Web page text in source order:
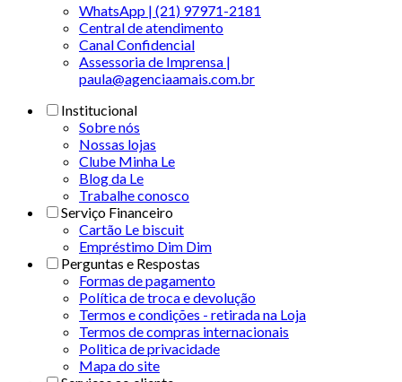
WhatsApp | (21) 97971-2181
Central de atendimento
Canal Confidencial
Assessoria de Imprensa |
paula@agenciaamais.com.br
Institucional
Sobre nós
Nossas lojas
Clube Minha Le
Blog da Le
Trabalhe conosco
Serviço Financeiro
Cartão Le biscuit
Empréstimo Dim Dim
Perguntas e Respostas
Formas de pagamento
Política de troca e devolução
Termos e condições - retirada na Loja
Termos de compras internacionais
Politica de privacidade
Mapa do site